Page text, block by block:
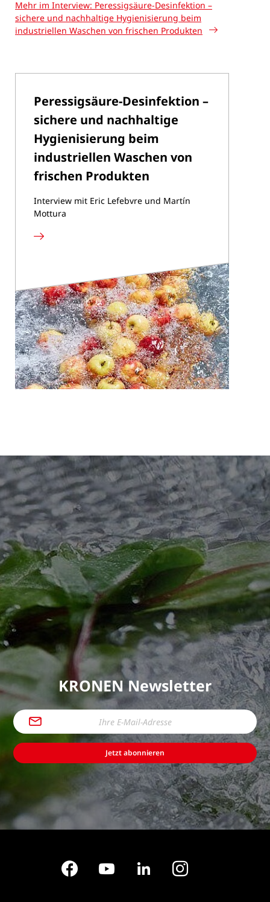
Mehr im Interview: Peressigsäure-Desinfektion –
sichere und nachhaltige Hygienisierung beim
industriellen Waschen von frischen Produkten
Peressigsäure-Desinfektion –
sichere und nachhaltige
Hygienisierung beim
industriellen Waschen von
frischen Produkten
Interview mit Eric Lefebvre und Martín
Mottura
Mehr
KRONEN Newsletter
Jetzt abonnieren
FacebookYouTube LinkedInInstagram